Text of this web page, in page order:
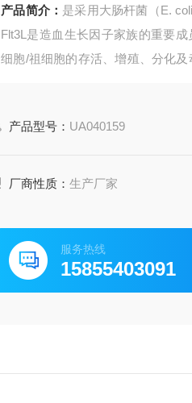
产品简介： 是采用大肠杆菌（E.
Flt3L是造血生长因子家族的重要
细胞/祖细胞的存活、增殖、分化
产品型号： UA040159
厂商性质：生产厂家
服务热线
15855403091